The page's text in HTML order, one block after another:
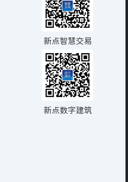
新点智慧交易
新点数字建筑